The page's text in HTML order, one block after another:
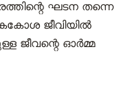
ഘടന തന്നെ
ജീവിയിൽ
ജീവന്റെ ഓർമ്മ